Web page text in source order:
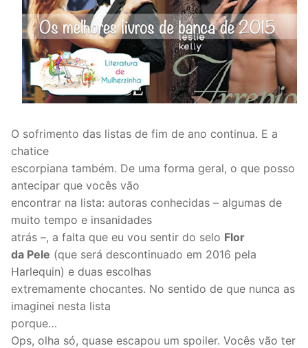
O sofrimento das listas de fim de ano continua. E a
chatice
escorpiana também. De uma forma geral, o que posso
antecipar que vocês vão
encontrar na lista: autoras conhecidas – algumas de
muito tempo e insanidades
atrás –, a falta que eu vou sentir do selo Flor
da Pele (que será descontinuado em 2016 pela
Harlequin) e duas escolhas
extremamente chocantes. No sentido de que nunca as
imaginei nesta lista
porque…
Ops, olha só, quase escapou um spoiler. Vocês vão ter